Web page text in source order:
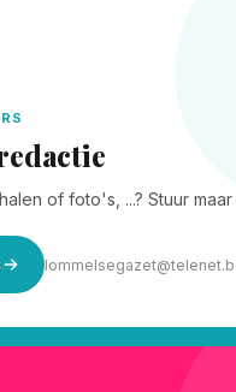
of foto's, ...? Stuur maar